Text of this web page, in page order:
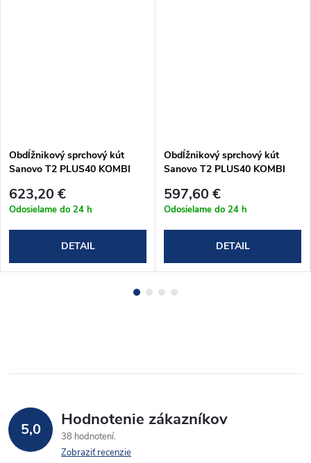
Obdĺžnikový sprchový kút
Sanovo T2 PLUS40 KOMBI
(T2P40K_14090C)
623,20 €
Odosielame do 24 h
DETAIL
Obdĺžnikový sprchový kút
Sanovo T2 PLUS40 KOMBI
(T2P40K_12080C)
597,60 €
Odosielame do 24 h
DETAIL
5,0 Hodnotenie zákazníkov
38 hodnotení
Zobraziť recenzie